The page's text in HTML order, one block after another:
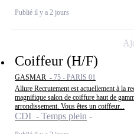
Publié il y a 2 jours
Coiffeur (H/F)
GASMAR - 75 - PARIS 01
Allure Recrutement est actuellement à la
magnifique salon de coiffure haut de
arrondissement. Vous êtes un coiffeur...
CDI - Temps plein